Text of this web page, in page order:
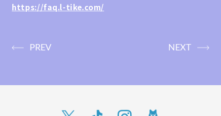
https://faq.l-tike.com/
PREV NEXT